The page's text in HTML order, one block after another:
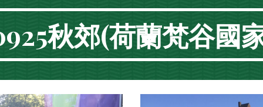
秋郊(荷蘭梵谷國